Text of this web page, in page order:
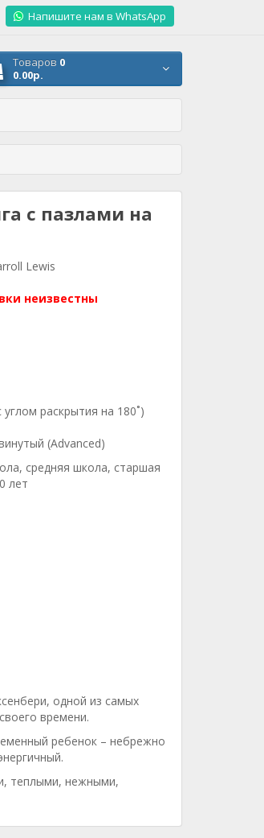
Напишите нам в WhatsApp
Товаров 0
0.00р.
с пазлами на
Lewis
неизвестны
раскрытия на 180˚)
(Advanced)
средняя школа, старшая
лет
одной из самых
времени.
ребенок – небрежно
теплыми, нежными,